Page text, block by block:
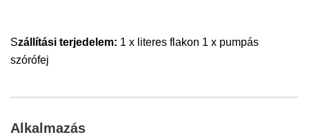
Szállítási terjedelem: 1 x literes flakon 1 x pumpás
szórófej
Alkalmazás